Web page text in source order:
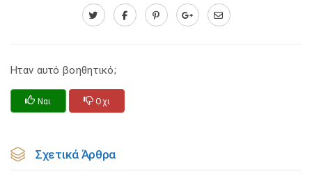
Ηταν αυτό βοηθητικό;
Ναι Οχι
Σχετικά Άρθρα